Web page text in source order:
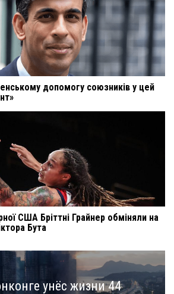
допомогу союзників у цей
США Бріттні Грайнер обміняли на
Бута
унёс жизни 44